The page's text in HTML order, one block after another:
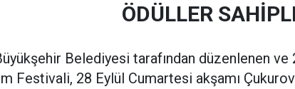
ÖDÜLLER
Belediyesi tarafından düzenlenen ve
Festivali, 28 Eylül Cumartesi akşamı